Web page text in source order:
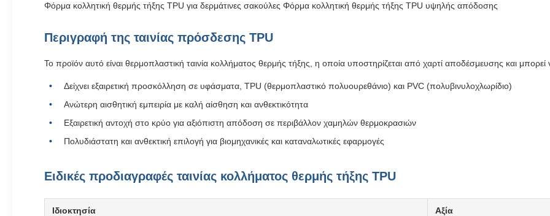
Φόρμα κολλητική θερμής τήξης TPU για δερμάτινες σακούλες Φόρμα κολλητική θερμής τήξης TPU υψηλής απόδοσης
Περιγραφή της ταινίας πρόσδεσης TPU
Το προϊόν αυτό είναι θερμοπλαστική ταινία κολλήματος θερμής τήξης, η οποία υποστηρίζεται από χαρτί αποδέσμευσης και μπορεί
Δείχνει εξαιρετική προσκόλληση σε υφάσματα, TPU (θερμοπλαστικό πολυουρεθάνιο) και PVC (πολυβινυλοχλωρίδιο)
Ανώτερη αισθητική εμπειρία με καλή αίσθηση και ανθεκτικότητα
Εξαιρετική αντοχή στο κρύο για αξιόπιστη απόδοση σε περιβάλλον χαμηλών θερμοκρασιών
Πολυδιάστατη και ανθεκτική επιλογή για βιομηχανικές και καταναλωτικές εφαρμογές
Ειδικές προδιαγραφές ταινίας κολλήματος θερμής τήξης TPU
Ιδιοκτησία Αξία